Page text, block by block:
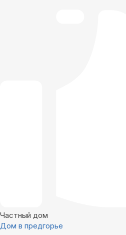
Частный дом
Дом в предгорье